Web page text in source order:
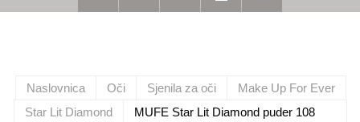
Naslovnica Oči Sjenila za oči
Make Up For Ever
Star Lit Diamond
MUFE Star Lit Diamond puder 108